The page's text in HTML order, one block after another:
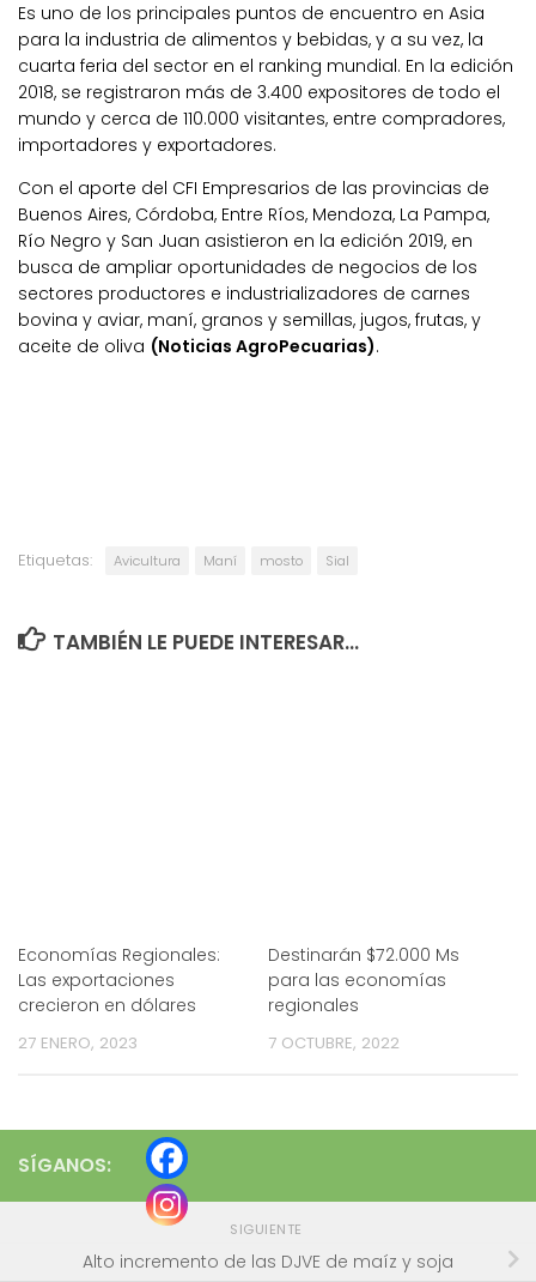
Es uno de los principales puntos de encuentro en Asia
para la industria de alimentos y bebidas, y a su vez, la
cuarta feria del sector en el ranking mundial. En la edición
2018, se registraron más de 3.400 expositores de todo el
mundo y cerca de 110.000 visitantes, entre compradores,
importadores y exportadores.
Con el aporte del CFI Empresarios de las provincias de
Buenos Aires, Córdoba, Entre Ríos, Mendoza, La Pampa,
Río Negro y San Juan asistieron en la edición 2019, en
busca de ampliar oportunidades de negocios de los
sectores productores e industrializadores de carnes
bovina y aviar, maní, granos y semillas, jugos, frutas, y
aceite de oliva (Noticias AgroPecuarias).
Etiquetas: Avicultura Maní mosto Sial
TAMBIÉN LE PUEDE INTERESAR...
Economías Regionales:
Las exportaciones
crecieron en dólares
27 ENERO, 2023
Destinarán $72.000 Ms
para las economías
regionales
7 OCTUBRE, 2022
SÍGANOS:
SIGUIENTE
Alto incremento de las DJVE de maíz y soja